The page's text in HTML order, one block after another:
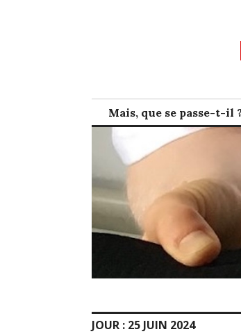
Mais, que se passe-t-il
JOUR : 25 JUIN 2024